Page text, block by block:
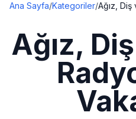
Ana Sayfa/Kategoriler/Ağız,
Ağız,